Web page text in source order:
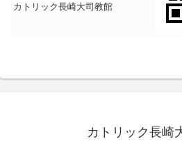
カトリック長崎大司教館
カトリック長崎